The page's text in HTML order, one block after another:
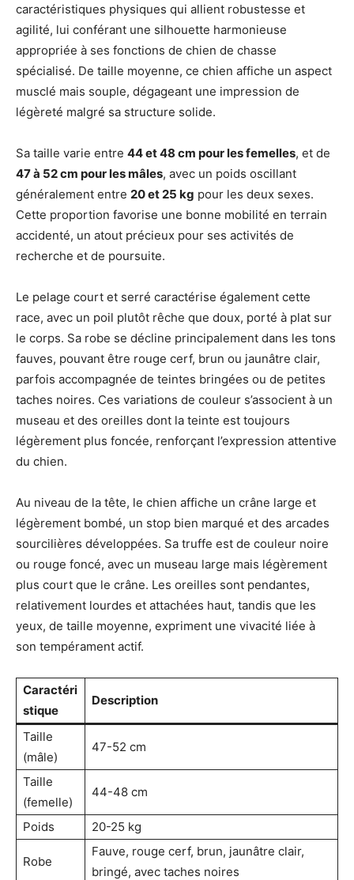
caractéristiques physiques qui allient robustesse et
agilité, lui conférant une silhouette harmonieuse
appropriée à ses fonctions de chien de chasse
spécialisé. De taille moyenne, ce chien affiche un aspect
musclé mais souple, dégageant une impression de
légèreté malgré sa structure solide.
Sa taille varie entre 44 et 48 cm pour les femelles, et de
47 à 52 cm pour les mâles, avec un poids oscillant
généralement entre 20 et 25 kg pour les deux sexes.
Cette proportion favorise une bonne mobilité en terrain
accidenté, un atout précieux pour ses activités de
recherche et de poursuite.
Le pelage court et serré caractérise également cette
race, avec un poil plutôt rêche que doux, porté à plat sur
le corps. Sa robe se décline principalement dans les tons
fauves, pouvant être rouge cerf, brun ou jaunâtre clair,
parfois accompagnée de teintes bringées ou de petites
taches noires. Ces variations de couleur s’associent à un
museau et des oreilles dont la teinte est toujours
légèrement plus foncée, renforçant l’expression attentive
du chien.
Au niveau de la tête, le chien affiche un crâne large et
légèrement bombé, un stop bien marqué et des arcades
sourcilières développées. Sa truffe est de couleur noire
ou rouge foncé, avec un museau large mais légèrement
plus court que le crâne. Les oreilles sont pendantes,
relativement lourdes et attachées haut, tandis que les
yeux, de taille moyenne, expriment une vivacité liée à
son tempérament actif.
Caractéri
stique
Description
Taille
(mâle)
47-52 cm
Taille
(femelle)
44-48 cm
Poids 20-25 kg
Robe
Fauve, rouge cerf, brun, jaunâtre clair,
bringé, avec taches noires